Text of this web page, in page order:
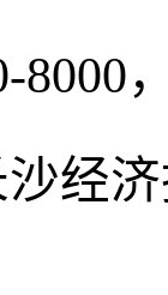
8000
经